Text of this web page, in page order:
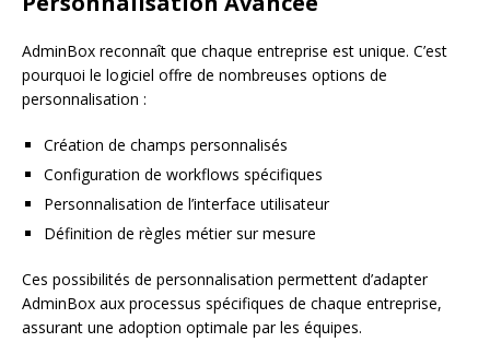
AdminBox reconnaît que chaque entreprise est unique. C’est
pourquoi le logiciel offre de nombreuses options de
personnalisation :
Création de champs personnalisés
Configuration de workflows spécifiques
Personnalisation de l’interface utilisateur
Définition de règles métier sur mesure
Ces possibilités de personnalisation permettent d’adapter
AdminBox aux processus spécifiques de chaque entreprise,
assurant une adoption optimale par les équipes.